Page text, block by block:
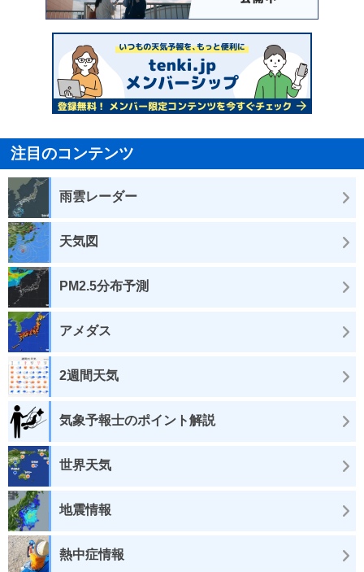
注目のコンテンツ
雨雲レーダー
天気図
PM2.5分布予測
アメダス
2週間天気
気象予報士のポイント解説
世界天気
地震情報
熱中症情報